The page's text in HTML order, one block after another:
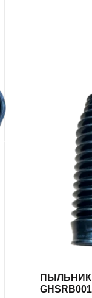
ПЫЛЬНИК